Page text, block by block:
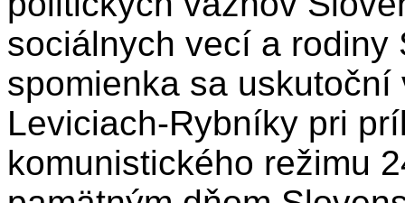
sociálnych vecí a rodiny
spomienka sa
Leviciach-Rybníky pri
komunistického režimu